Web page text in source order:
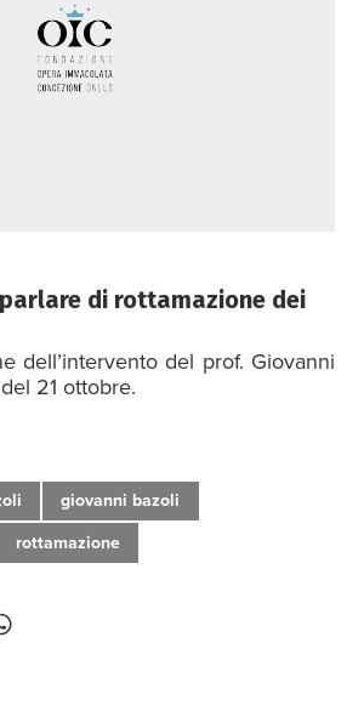
di rottamazione dei
dell’intervento del prof. Giovanni
21 ottobre.
giovanni bazoli
rottamazione